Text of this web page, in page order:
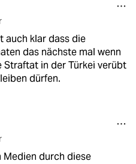
auch klar dass die
das nächste mal wenn
Straftat in der Türkei verübt
dürfen.
Medien durch diese